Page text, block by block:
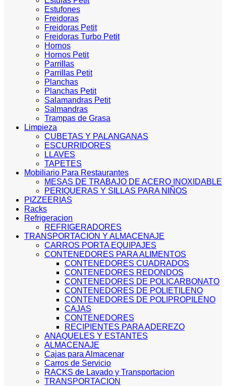
Estufones
Freidoras
Freidoras Petit
Freidoras Turbo Petit
Hornos
Hornos Petit
Parrillas
Parrillas Petit
Planchas
Planchas Petit
Salamandras Petit
Salmandras
Trampas de Grasa
Limpieza
CUBETAS Y PALANGANAS
ESCURRIDORES
LLAVES
TAPETES
Mobiliario Para Restaurantes
MESAS DE TRABAJO DE ACERO INOXIDABLE
PERIQUERAS Y SILLAS PARA NIÑOS
PIZZEERIAS
Racks
Refrigeracion
REFRIGERADORES
TRANSPORTACION Y ALMACENAJE
CARROS PORTA EQUIPAJES
CONTENEDORES PARA ALIMENTOS
CONTENEDORES CUADRADOS
CONTENEDORES REDONDOS
CONTENEDORES DE POLICARBONATO
CONTENEDORES DE POLIETILENO
CONTENEDORES DE POLIPROPILENO
CAJAS
CONTENEDORES
RECIPIENTES PARA ADEREZO
ANAQUELES Y ESTANTES
ALMACENAJE
Cajas para Almacenar
Carros de Servicio
RACKS de Lavado y Transportacion
TRANSPORTACION